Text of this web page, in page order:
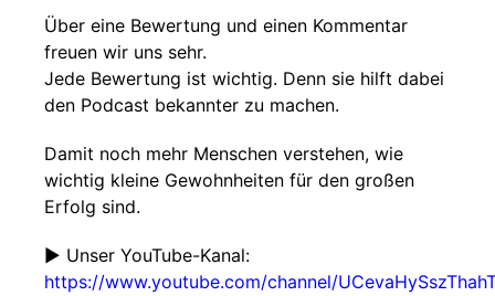
Über eine Bewertung und einen Kommentar
freuen wir uns sehr.
Jede Bewertung ist wichtig. Denn sie hilft dabei
den Podcast bekannter zu machen.
Damit noch mehr Menschen verstehen, wie
wichtig kleine Gewohnheiten für den großen
Erfolg sind.
► Unser YouTube-Kanal:
https://www.youtube.com/channel/